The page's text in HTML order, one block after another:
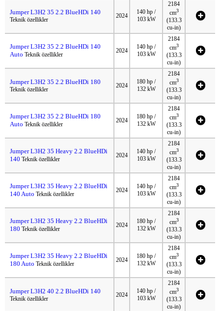
Jumper L3H2 35 2.2 BlueHDi 140
Teknik özellikler
2024
140 hp /
103 kW
2184
cm3
(133.3
cu-in)
Jumper L3H2 35 2.2 BlueHDi 140
Auto Teknik özellikler
2024
140 hp /
103 kW
2184
cm3
(133.3
cu-in)
Jumper L3H2 35 2.2 BlueHDi 180
Teknik özellikler
2024
180 hp /
132 kW
2184
cm3
(133.3
cu-in)
Jumper L3H2 35 2.2 BlueHDi 180
Auto Teknik özellikler
2024
180 hp /
132 kW
2184
cm3
(133.3
cu-in)
Jumper L3H2 35 Heavy 2.2 BlueHDi
140 Teknik özellikler
2024
140 hp /
103 kW
2184
cm3
(133.3
cu-in)
Jumper L3H2 35 Heavy 2.2 BlueHDi
140 Auto Teknik özellikler
2024
140 hp /
103 kW
2184
cm3
(133.3
cu-in)
Jumper L3H2 35 Heavy 2.2 BlueHDi
180 Teknik özellikler
2024
180 hp /
132 kW
2184
cm3
(133.3
cu-in)
Jumper L3H2 35 Heavy 2.2 BlueHDi
180 Auto Teknik özellikler
2024
180 hp /
132 kW
2184
cm3
(133.3
cu-in)
Jumper L3H2 40 2.2 BlueHDi 140
Teknik özellikler
2024
140 hp /
103 kW
2184
cm3
(133.3
cu-in)